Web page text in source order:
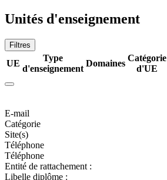
Unités d'enseignement
Filtres
UE
Type
d'enseignement
Domaines
Catégorie
d'UE
E-mail
Catégorie
Site(s)
Téléphone
Téléphone
Entité de rattachement :
Libelle diplôme :